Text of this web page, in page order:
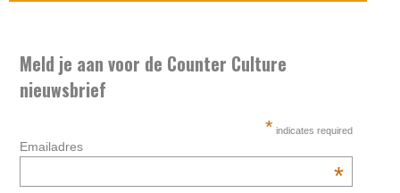
Meld je aan voor de Counter Culture
nieuwsbrief
* indicates required
Emailadres
*